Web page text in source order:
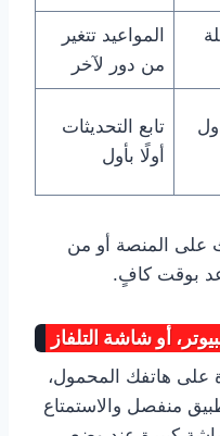
المواعيد تتغير
من دور لآخر
تابع التحديثات
أولًا بأول
على المنصة أو من
بوقت كافٍ.
أو شاشة التلفاز
على هاتفك المحمول،
منفصل والاستمتاع